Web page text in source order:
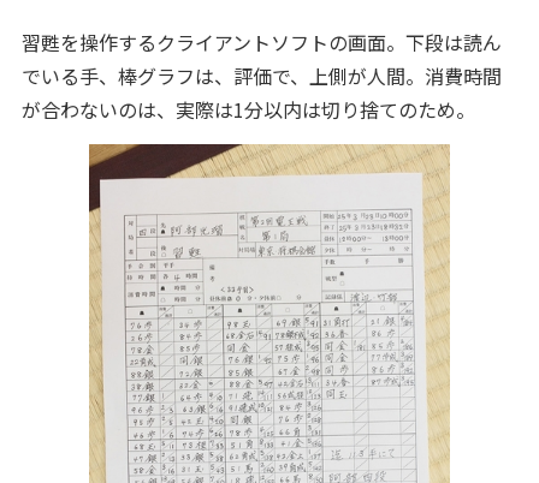
習甦を操作するクライアントソフトの画面。下段は読ん
でいる手、棒グラフは、評価で、上側が人間。消費時間
が合わないのは、実際は1分以内は切り捨てのため。